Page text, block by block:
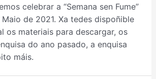
celebrar a “Semana sen Fume”
de 2021. Xa tedes dispoñible
os materiais para descargar, os
do ano pasado, a enquisa
máis.